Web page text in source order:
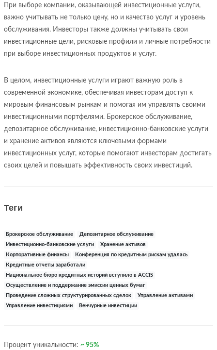
При выборе компании, оказывающей инвестиционные услуги,
важно учитывать не только цену, но и качество услуг и уровень
обслуживания. Инвесторы также должны учитывать свои
инвестиционные цели, рисковые профили и личные потребности
при выборе инвестиционных продуктов и услуг.
В целом, инвестиционные услуги играют важную роль в
современной экономике, обеспечивая инвесторам доступ к
мировым финансовым рынкам и помогая им управлять своими
инвестиционными портфелями. Брокерское обслуживание,
депозитарное обслуживание, инвестиционно-банковские услуги
и хранение активов являются ключевыми формами
инвестиционных услуг, которые помогают инвесторам достигать
своих целей и повышать эффективность своих инвестиций.
Теги
Брокерское обслуживание Депозитарное обслуживание
Инвестиционно-банковские услуги Хранение активов
Корпоративные финансы Конференция по кредитным рискам удалась
Кредитные отчеты заработали
Национальное бюро кредитных историй вступило в ACCIS
Осуществление и поддержание эмиссии ценных бумаг
Проведение сложных структурированных сделок Управление активами
Управление инвестициями Венчурные инвестиции
Процент уникальности: ~ 95%